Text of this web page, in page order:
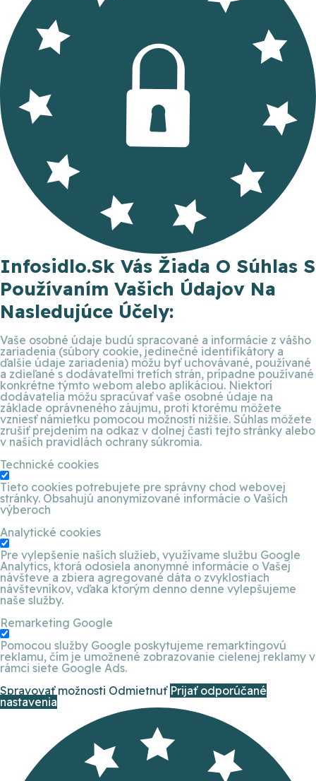
Infosidlo.sk Vás Žiada O Súhlas S
Používaním Vašich Údajov Na
Nasledujúce Účely:
Vaše osobné údaje budú spracované a informácie z vášho
zariadenia (súbory cookie, jedinečné identifikátory a
ďalšie údaje zariadenia) môžu byť uchovávané, používané
a zdieľané s dodávateľmi tretích strán, prípadne používané
konkrétne týmto webom alebo aplikáciou. Niektorí
dodávatelia môžu spracúvať vaše osobné údaje na
základe oprávneného záujmu, proti ktorému môžete
vzniesť námietku pomocou možností nižšie. Súhlas môžete
zrušiť prejdením na odkaz v dolnej časti tejto stránky alebo
v našich pravidlách ochrany súkromia.
Technické cookies
Tieto cookies potrebujete pre správny chod webovej
stránky. Obsahujú anonymizované informácie o Vaších
výberoch
Analytické cookies
Pre vylepšenie naších služieb, využívame službu Google
Analytics, ktorá odosiela anonymné informácie o Vašej
návšteve a zbiera agregované dáta o zvyklostiach
návštevníkov, vďaka ktorým denno denne vylepšujeme
naše služby.
Remarketing Google
Pomocou služby Google poskytujeme remarktingovú
reklamu, čím je umožnené zobrazovanie cielenej reklamy v
rámci siete Google Ads.
Spravovať možnosti Odmietnuť Prijať odporúčané
nastavenia